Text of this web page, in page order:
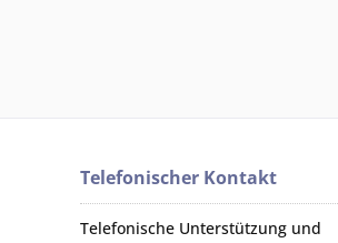
Telefonischer Kontakt
Telefonische Unterstützung und